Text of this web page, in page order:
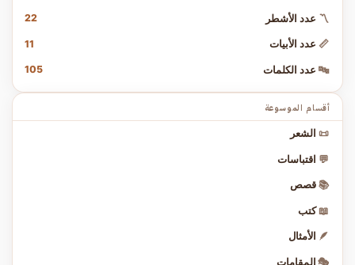
〽️ عدد الأشطر 22
📏 عدد الأبيات 11
🔤 عدد الكلمات 105
أقسام الموسوعة
📜 الشعر
💬 اقتباسات
📚 قصص
📖 كتب
🪶 الأمثال
🎭 المقامات